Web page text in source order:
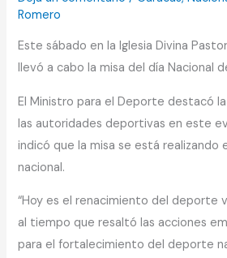
Romero
Este sábado en la Iglesia Divina
llevó a cabo la misa del día Nacional
El Ministro para el Deporte destacó
las autoridades deportivas en este
indicó que la misa se está
nacional.
“Hoy es el renacimiento del deporte
al tiempo que resaltó las acciones
para el fortalecimiento del deporte